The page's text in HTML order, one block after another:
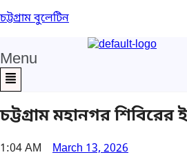
চট্টগ্রাম বুলেটিন
Menu
চট্টগ্রাম মহানগর
1:04 AM March 13, 2026